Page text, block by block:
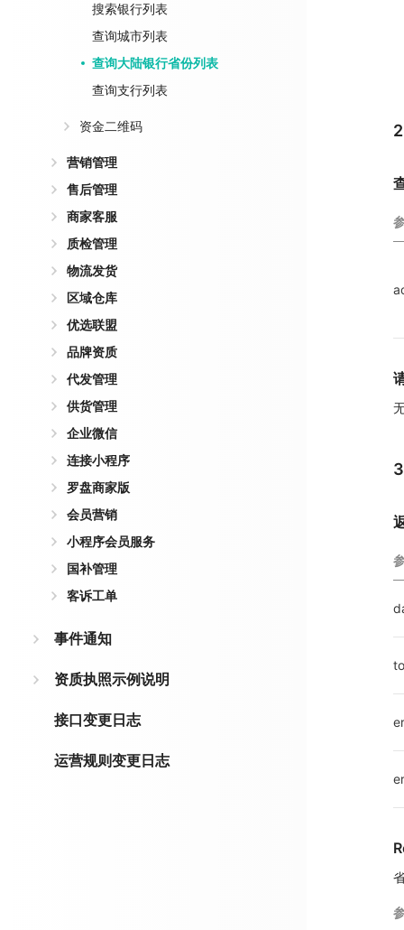
搜索银行列表
查询城市列表
查询大陆银行省份列表
查询支行列表
资金二维码
营销管理
售后管理
商家客服
质检管理
物流发货
区域仓库
优选联盟
品牌资质
代发管理
供货管理
企业微信
连接小程序
罗盘商家版
会员营销
小程序会员服务
国补管理
客诉工单
事件通知
资质执照示例说明
接口变更日志
运营规则变更日志